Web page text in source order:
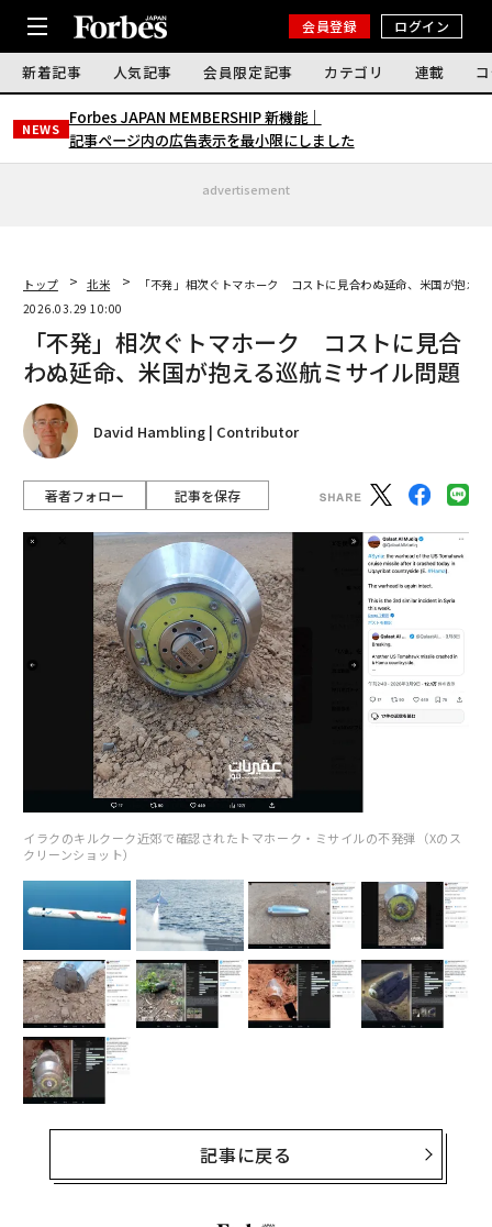
会員登録 ログイン
新着記事 人気記事 会員限定記事 カテゴリ 連載
NEWS
Forbes JAPAN MEMBERSHIP 新機能｜
記事ページ内の広告表示を最小限にしました
advertisement
トップ 北米
「不発」相次ぐトマホーク コストに見合わぬ延命、米国が抱え
2026.03.29 10:00
「不発」相次ぐトマホーク コストに見合
わぬ延命、米国が抱える巡航ミサイル問題
David Hambling | Contributor
著者フォロー 記事を保存
イラクのキルクーク近郊で確認されたトマホーク・ミサイルの不発弾（Xのス
クリーンショット）
記事に戻る